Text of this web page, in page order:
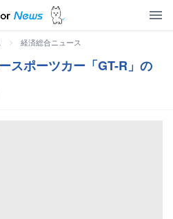
> 経済総合ニュース
スポーツカー「GT-R」の